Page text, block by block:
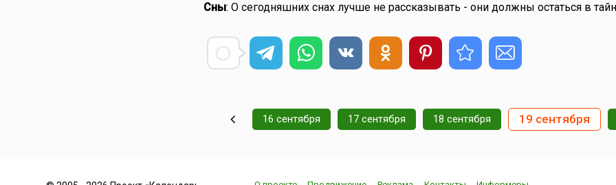
Сны: О сегодняшних снах лучше не рассказывать - они должны остаться в
16 сентября 17 сентября 18 сентября 19 сентября